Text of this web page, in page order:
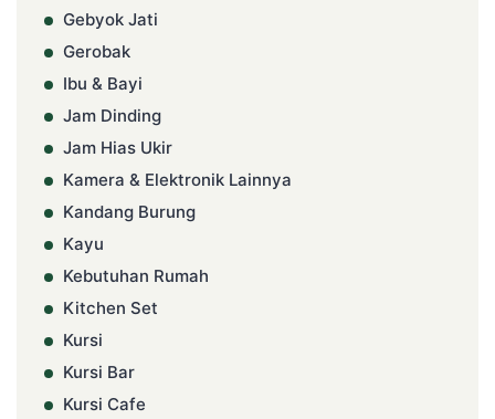
Gebyok Jati
Gerobak
Ibu & Bayi
Jam Dinding
Jam Hias Ukir
Kamera & Elektronik Lainnya
Kandang Burung
Kayu
Kebutuhan Rumah
Kitchen Set
Kursi
Kursi Bar
Kursi Cafe